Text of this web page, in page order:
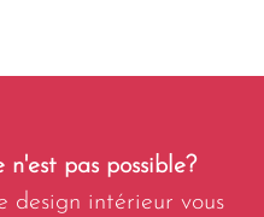
pas possible?
design intérieur vous